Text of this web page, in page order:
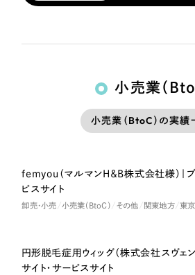
小売業（
小売業（BtoC）の実績
Nominee
femyou（マルマンH＆B株式会社様）｜ブ
ビスサイト
卸売・小売 小売業（BtoC） その他 関東地方 東
円形脱毛症用ウィッグ（株式会社スヴェン
サイト・サービスサイト